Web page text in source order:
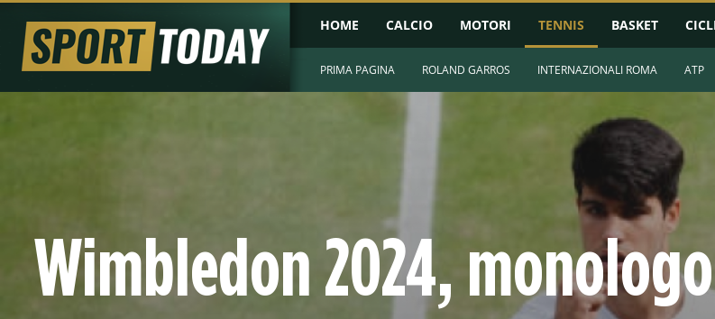
HOME CALCIO MOTORI TENNIS BASKET
PRIMA PAGINA ROLAND GARROS INTERNAZIONALI ROMA ATP
Wimbledon 2024, monologo